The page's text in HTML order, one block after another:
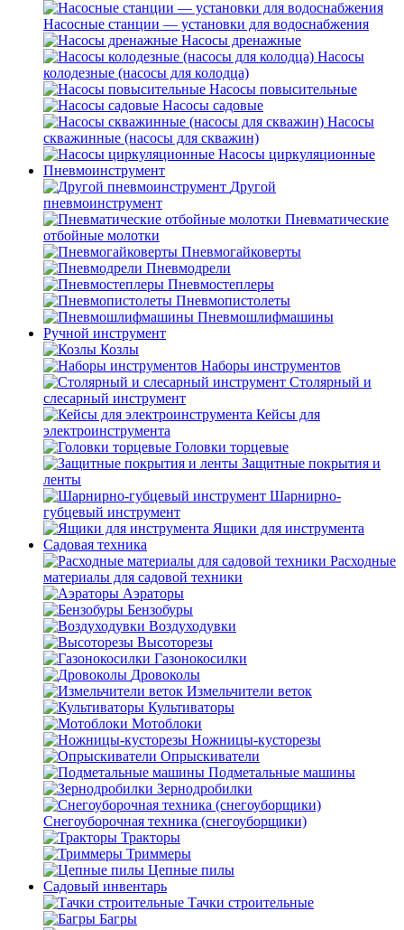
Насосные станции — установки для водоснабжения
Насосы дренажные
Насосы
колодезные (насосы для колодца)
Насосы повысительные
Насосы садовые
Насосы
скважинные (насосы для скважин)
Насосы циркуляционные
Пневмоинструмент
Другой
пневмоинструмент
Пневматические
отбойные молотки
Пневмогайковерты
Пневмодрели
Пневмостеплеры
Пневмопистолеты
Пневмошлифмашины
Ручной инструмент
Козлы
Наборы инструментов
Столярный и
слесарный инструмент
Кейсы для
электроинструмента
Головки торцевые
Защитные покрытия и
ленты
Шарнирно-
губцевый инструмент
Ящики для инструмента
Садовая техника
Расходные
материалы для садовой техники
Аэраторы
Бензобуры
Воздуходувки
Высоторезы
Газонокосилки
Дровоколы
Измельчители веток
Культиваторы
Мотоблоки
Ножницы-кусторезы
Опрыскиватели
Подметальные машины
Зернодробилки
Снегоуборочная техника (снегоуборщики)
Тракторы
Триммеры
Цепные пилы
Садовый инвентарь
Тачки строительные
Багры